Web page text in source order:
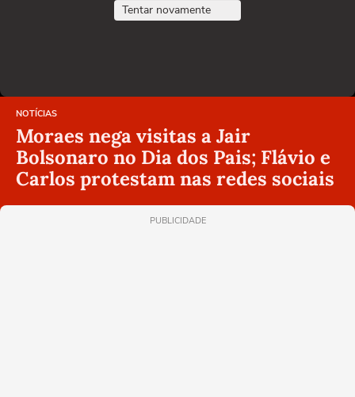
Tentar novamente
NOTÍCIAS
Moraes nega visitas a Jair
Bolsonaro no Dia dos Pais; Flávio e
Carlos protestam nas redes sociais
PUBLICIDADE